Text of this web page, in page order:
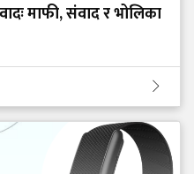
माफी, संवाद र भोलिका